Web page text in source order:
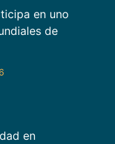
en uno
de
en